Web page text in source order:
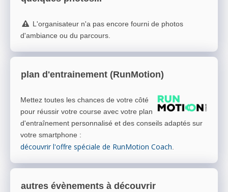
L'organisateur n'a pas encore fourni de photos
d'ambiance ou du parcours.
plan d'entrainement (RunMotion)
Mettez toutes les chances de votre côté
pour réussir votre course avec votre plan
d'entraînement personnalisé et des conseils adaptés sur
votre smartphone :
découvrir l'offre spéciale de RunMotion Coach.
autres évènements à découvrir